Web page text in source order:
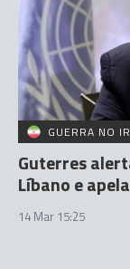
GUERRA NO
Guterres
Líbano e
14 Mar 15:25